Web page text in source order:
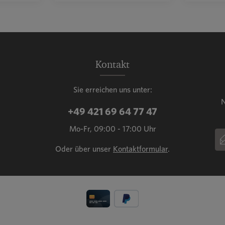
Kontakt
Sie erreichen uns unter:
+49 421 69 64 77 47
Mo-Fr, 09:00 - 17:00 Uhr
Oder über unser Kontaktformular.